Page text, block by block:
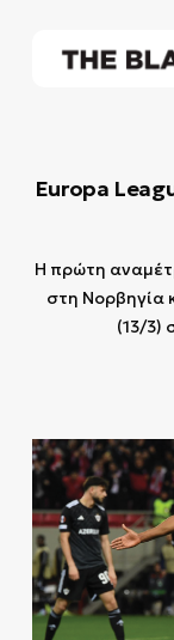
Europa
Η πρώτη
στη Νορβηγία
(13/3)